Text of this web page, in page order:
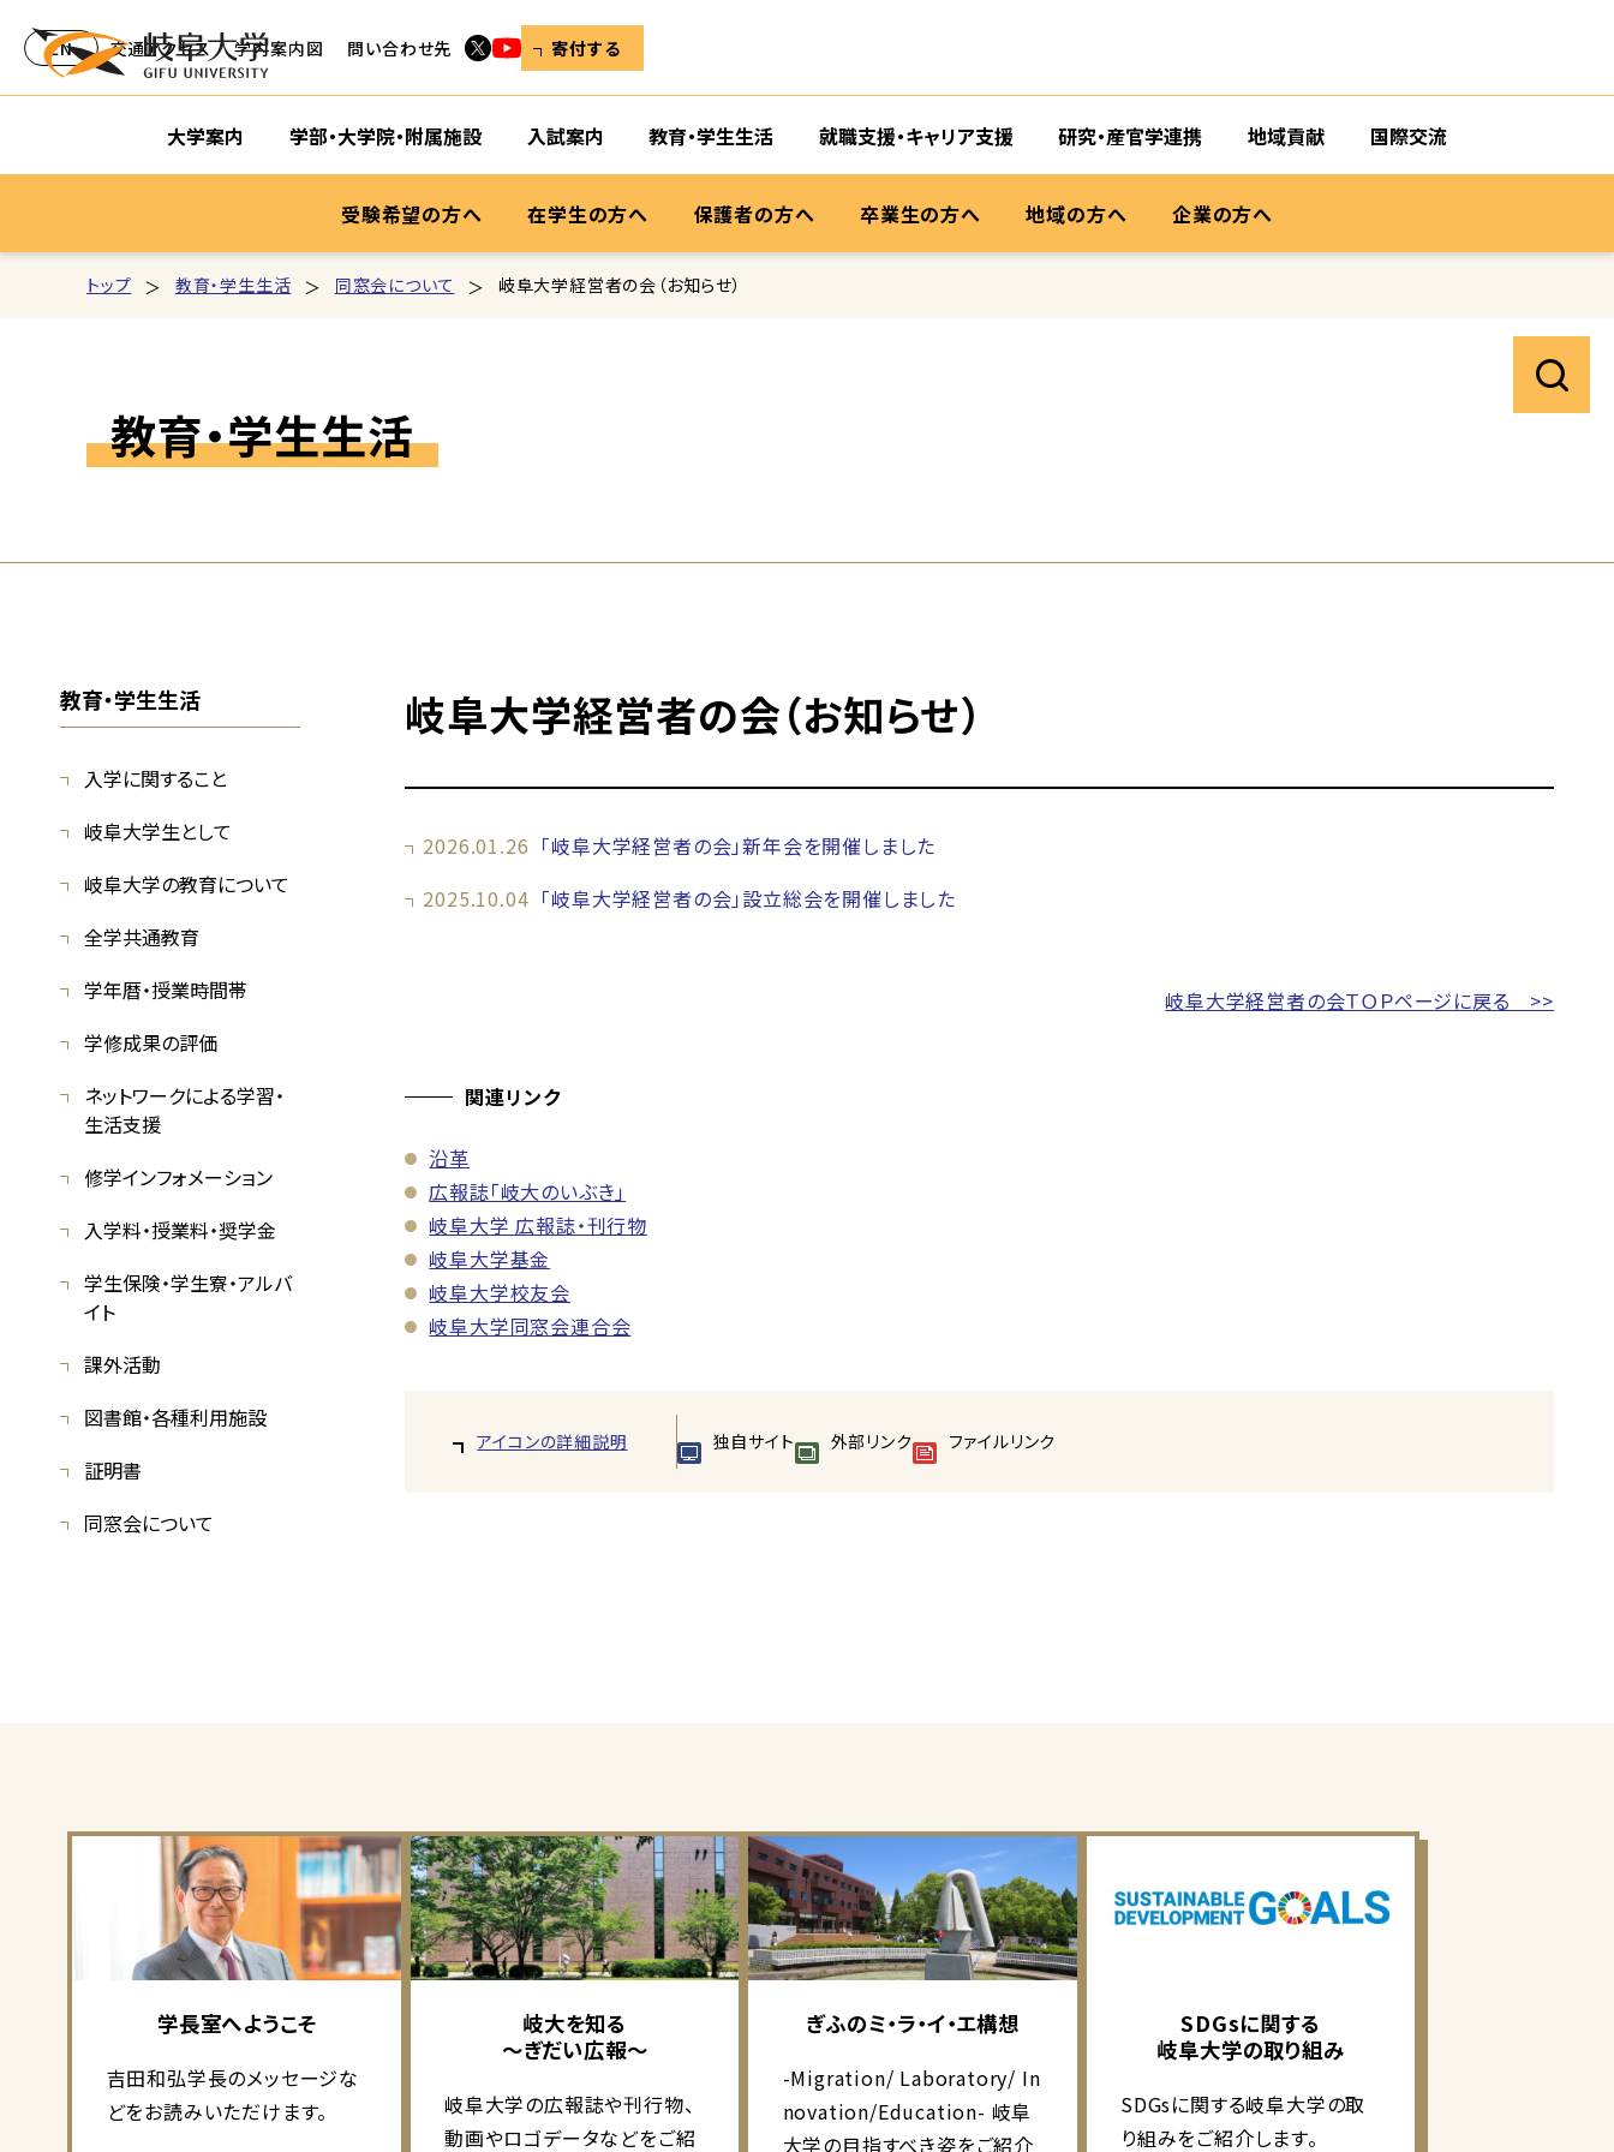
大学案内 学部・大学院・附属施設 入試案内 教育・学生生活 就職支援・キャリア支援 研究・産官学連携 地域貢献 国際交流
受験希望の方へ 在学生の方へ 保護者の方へ 卒業生の方へ 地域の方へ 企業の方へ
EN 交通アクセス 学内案内図 問い合わせ先 寄付する
トップ 教育・学生生活 同窓会について 岐阜大学経営者の会（お知らせ）
教育・学生生活
岐阜大学経営者の会（お知らせ）
2026.01.26 「岐阜大学経営者の会」新年会を開催しました
2025.10.04 「岐阜大学経営者の会」設立総会を開催しました
岐阜大学経営者の会ＴＯＰページに戻る >>
関連リンク
沿革
広報誌「岐大のいぶき」
岐阜大学 広報誌・刊行物
岐阜大学基金
岐阜大学校友会
岐阜大学同窓会連合会
アイコンの詳細説明 独自サイト 外部リンク ファイルリンク
教育・学生生活
入学に関すること
岐阜大学生として
岐阜大学の教育について
全学共通教育
学年暦・授業時間帯
学修成果の評価
ネットワークによる学習・
生活支援
修学インフォメーション
入学料・授業料・奨学金
学生保険・学生寮・アルバ
イト
課外活動
図書館・各種利用施設
証明書
同窓会について
学長室へようこそ
吉田和弘学長のメッセージな
どをお読みいただけます。
岐大を知る
～ぎだい広報～
岐阜大学の広報誌や刊行物、
動画やロゴデータなどをご紹
ぎふのミ・ラ・イ・エ構想
-Migration/ Laboratory/ In
novation/Education- 岐阜
大学の目指すべき姿をご紹介
SDGsに関する
岐阜大学の取り組み
SDGsに関する岐阜大学の取
り組みをご紹介します。